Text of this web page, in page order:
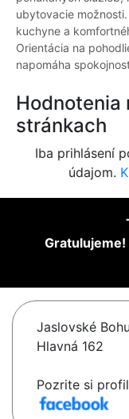
ubytovacie
kuchyne a
Orientácia na
napomáha
Hodnotenia
stránkach
Iba prihlásení
údajom.
Gratulujeme!
Jaslovské
Hlavná 162
Pozrite si